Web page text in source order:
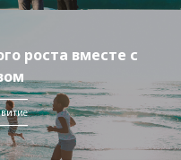
роста вместе с